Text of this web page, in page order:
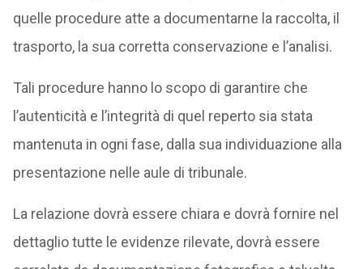
quelle procedure atte a documentarne la raccolta, il
trasporto, la sua corretta conservazione e l’analisi.
Tali procedure hanno lo scopo di garantire che
l’autenticità e l’integrità di quel reperto sia stata
mantenuta in ogni fase, dalla sua individuazione alla
presentazione nelle aule di tribunale.
La relazione dovrà essere chiara e dovrà fornire nel
dettaglio tutte le evidenze rilevate, dovrà essere